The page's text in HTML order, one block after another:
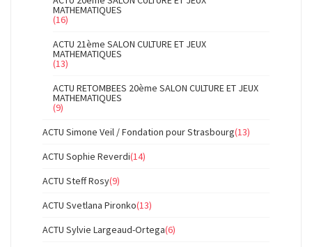
MATHEMATIQUES
(16)
ACTU 21ème SALON CULTURE ET JEUX
MATHEMATIQUES
(13)
ACTU RETOMBEES 20ème SALON CULTURE ET JEUX
MATHEMATIQUES
(9)
ACTU Simone Veil / Fondation pour Strasbourg(13)
ACTU Sophie Reverdi(14)
ACTU Steff Rosy(9)
ACTU Svetlana Pironko(13)
ACTU Sylvie Largeaud-Ortega(6)